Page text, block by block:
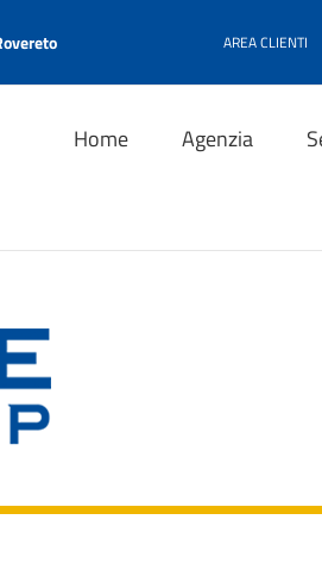
AREA CLIENTI
Home Agenzia